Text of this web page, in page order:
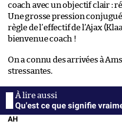
coach avec un objectif clair :
Une grosse pression
règle de l’effectif de l’Ajax
bienvenue coach !
On a connu des arrivées à
stressantes.
Qu'est ce que signifie
AH